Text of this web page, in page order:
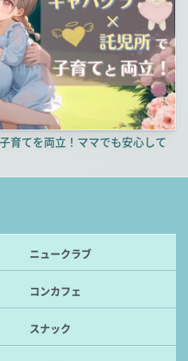
育てを両立！ママでも安心して
ニュークラブ
コンカフェ
スナック